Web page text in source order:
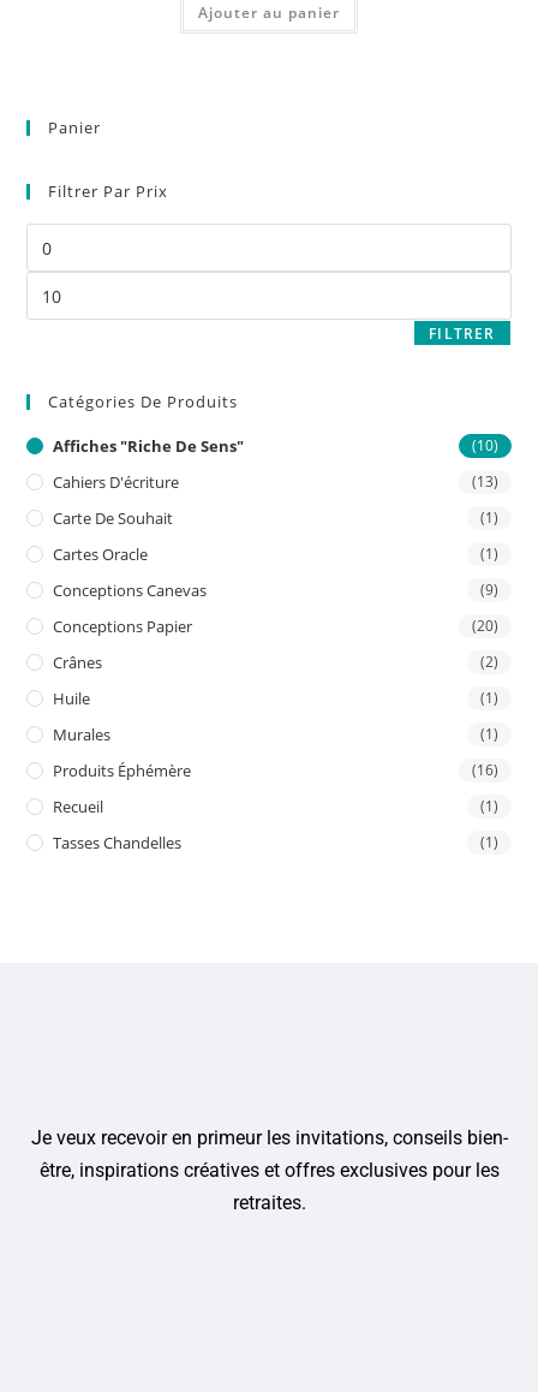
Ajouter au panier
Panier
Filtrer Par Prix
FILTRER
Catégories De Produits
Affiches "riche De Sens" (10)
Cahiers D'écriture (13)
Carte De Souhait (1)
Cartes Oracle (1)
Conceptions Canevas (9)
Conceptions Papier (20)
Crânes (2)
Huile (1)
Murales (1)
Produits Éphémère (16)
Recueil (1)
Tasses Chandelles (1)
Je veux recevoir en primeur les invitations, conseils bien-
être, inspirations créatives et offres exclusives pour les
retraites.